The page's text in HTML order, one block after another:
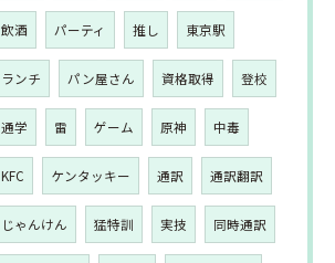
飲酒 パーティ 推し 東京駅
ランチ パン屋さん 資格取得 登校
通学 雷 ゲーム 原神 中毒
KFC ケンタッキー 通訳 通訳翻訳
じゃんけん 猛特訓 実技 同時通訳